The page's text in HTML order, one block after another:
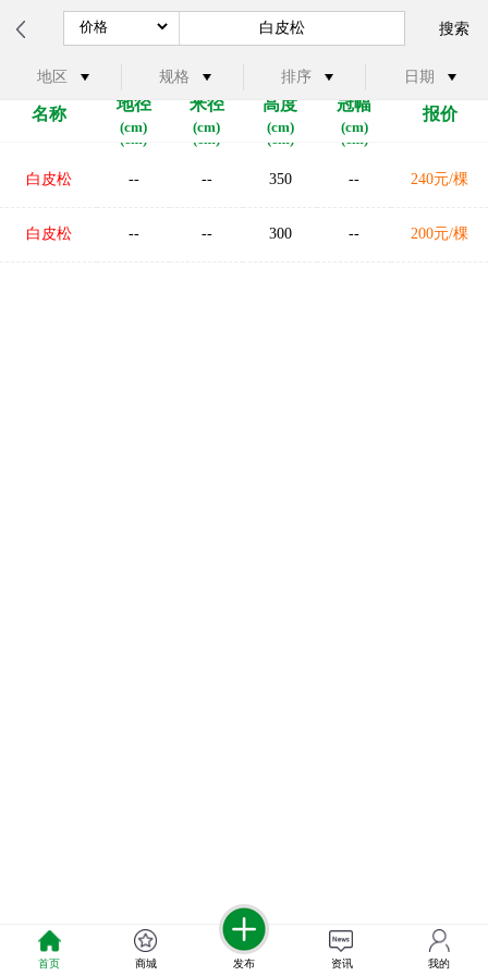
搜索
地区 规格 排序 日期
名称
地径
(cm)
米径
(cm)
高度
(cm)
冠幅
(cm)
报价
名称
地径
(cm)
米径
(cm)
高度
(cm)
冠幅
(cm)
报价
白皮松 -- -- 350 -- 240元/棵
白皮松 -- -- 300 -- 200元/棵
首页 商城 发布 资讯 我的